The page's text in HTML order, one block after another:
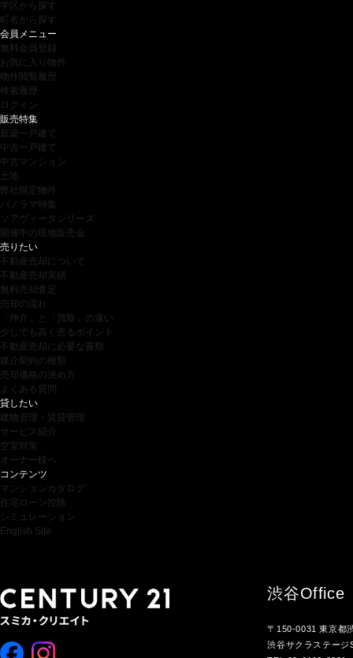
学区から探す
町名から探す
会員メニュー
無料会員登録
お気に入り物件
物件閲覧履歴
検索履歴
ログイン
販売特集
新築一戸建て
中古一戸建て
中古マンション
土地
弊社限定物件
パノラマ特集
ソアヴィータシリーズ
開催中の現地販売会
売りたい
不動産売却について
不動産売却実績
無料売却査定
売却の流れ
「仲介」と「買取」の違い
少しでも高く売るポイント
不動産売却に必要な書類
媒介契約の種類
売却価格の決め方
よくある質問
貸したい
建物管理・賃貸管理
サービス紹介
空室対策
オーナー様へ
コンテンツ
マンションカタログ
住宅ローン控除
シミュレーション
English Site
渋谷Office
〒150-0031 東京都
渋谷サクラステー